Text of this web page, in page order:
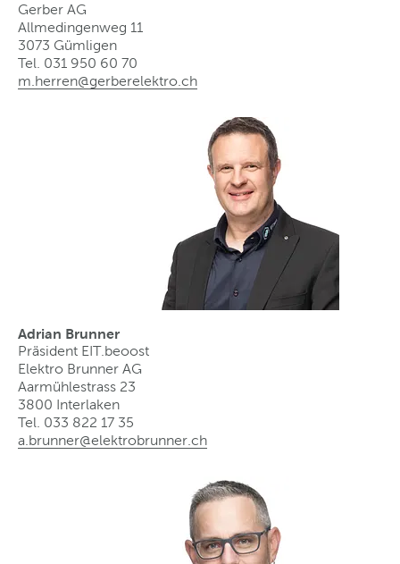
Gerber AG
Allmedingenweg 11
3073 Gümligen
Tel. 031 950 60 70
m.herren@gerberelektro ch
Adrian Brunner
Präsident EIT.beoost
Elektro Brunner AG
Aarmühlestrass 23
3800 Interlaken
Tel. 033 822 17 35
a.brunner@elektrobrunner ch